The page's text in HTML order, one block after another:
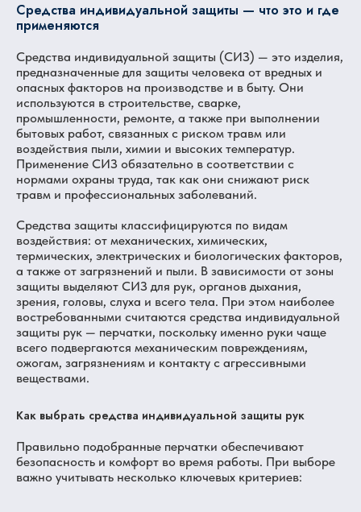
Средства индивидуальной защиты — что это и где
применяются
Средства индивидуальной защиты (СИЗ) — это изделия,
предназначенные для защиты человека от вредных и
опасных факторов на производстве и в быту. Они
используются в строительстве, сварке,
промышленности, ремонте, а также при выполнении
бытовых работ, связанных с риском травм или
воздействия пыли, химии и высоких температур.
Применение СИЗ обязательно в соответствии с
нормами охраны труда, так как они снижают риск
травм и профессиональных заболеваний.
Средства защиты классифицируются по видам
воздействия: от механических, химических,
термических, электрических и биологических факторов,
а также от загрязнений и пыли. В зависимости от зоны
защиты выделяют СИЗ для рук, органов дыхания,
зрения, головы, слуха и всего тела. При этом наиболее
востребованными считаются средства индивидуальной
защиты рук — перчатки, поскольку именно руки чаще
всего подвергаются механическим повреждениям,
ожогам, загрязнениям и контакту с агрессивными
веществами.
Как выбрать средства индивидуальной защиты рук
Правильно подобранные перчатки обеспечивают
безопасность и комфорт во время работы. При выборе
важно учитывать несколько ключевых критериев: